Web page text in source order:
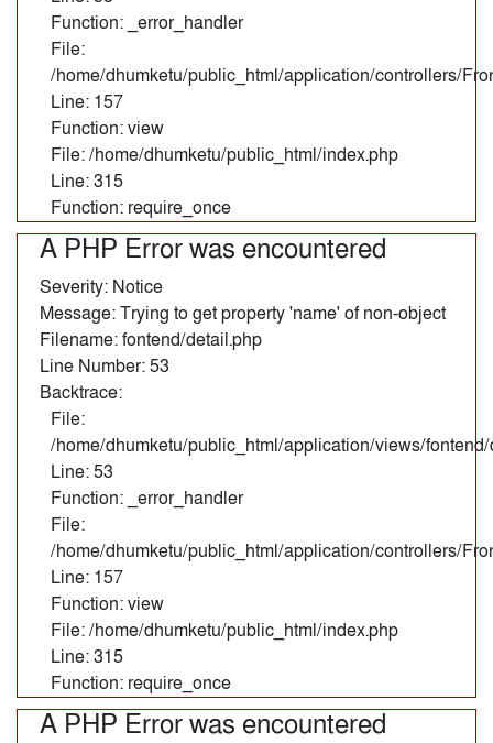
Function: _error_handler
File:
/home/dhumketu/public_html/application/controllers/
Line: 157
Function: view
File: /home/dhumketu/public_html/index.php
Line: 315
Function: require_once
A PHP Error was encountered
Severity: Notice
Message: Trying to get property 'name' of non-object
Filename: fontend/detail.php
Line Number: 53
Backtrace:
File:
/home/dhumketu/public_html/application/views/
Line: 53
Function: _error_handler
File:
/home/dhumketu/public_html/application/controllers/
Line: 157
Function: view
File: /home/dhumketu/public_html/index.php
Line: 315
Function: require_once
A PHP Error was encountered